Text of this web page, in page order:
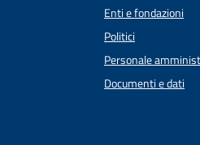
Enti e fondazioni
Politici
Personale
Documenti e dati